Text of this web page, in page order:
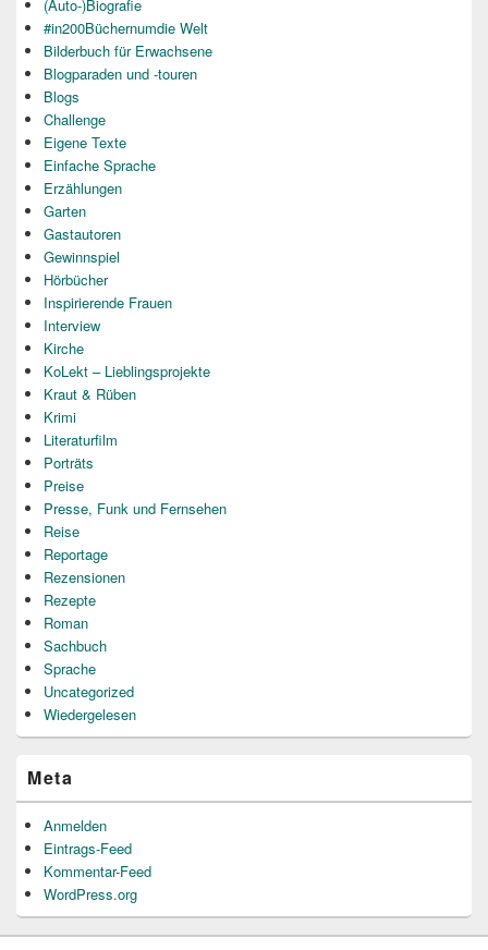
(Auto-)Biografie
#in200Büchernumdie Welt
Bilderbuch für Erwachsene
Blogparaden und -touren
Blogs
Challenge
Eigene Texte
Einfache Sprache
Erzählungen
Garten
Gastautoren
Gewinnspiel
Hörbücher
Inspirierende Frauen
Interview
Kirche
KoLekt – Lieblingsprojekte
Kraut & Rüben
Krimi
Literaturfilm
Porträts
Preise
Presse, Funk und Fernsehen
Reise
Reportage
Rezensionen
Rezepte
Roman
Sachbuch
Sprache
Uncategorized
Wiedergelesen
Meta
Anmelden
Eintrags-Feed
Kommentar-Feed
WordPress.org